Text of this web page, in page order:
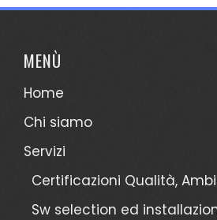
MENÙ
Home
Chi siamo
Servizi
Certificazioni Qualità,
Sw selection ed